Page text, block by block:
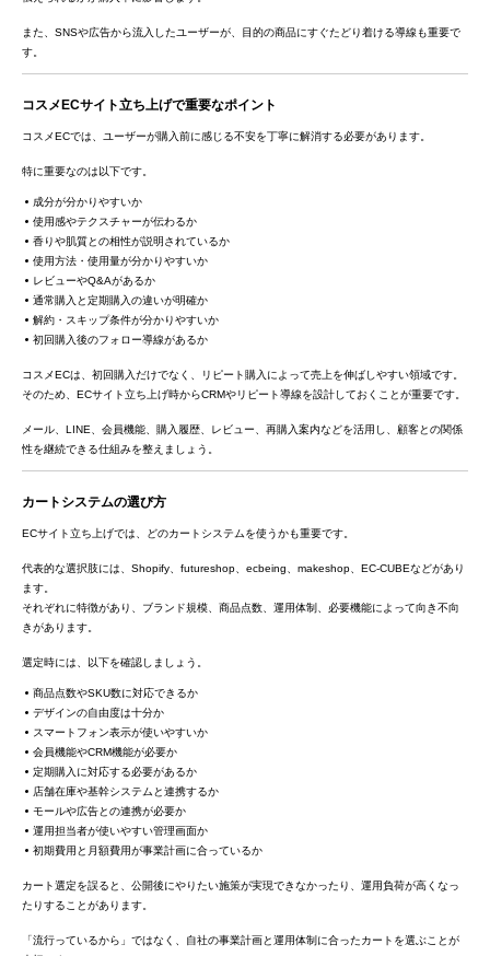
また、SNSや広告から流入したユーザーが、目的の商品にすぐたどり着ける導線も重要で
す。
コスメECサイト立ち上げで重要なポイント
コスメECでは、ユーザーが購入前に感じる不安を丁寧に解消する必要があります。
特に重要なのは以下です。
成分が分かりやすいか
使用感やテクスチャーが伝わるか
香りや肌質との相性が説明されているか
使用方法・使用量が分かりやすいか
レビューやQ&Aがあるか
通常購入と定期購入の違いが明確か
解約・スキップ条件が分かりやすいか
初回購入後のフォロー導線があるか
コスメECは、初回購入だけでなく、リピート購入によって売上を伸ばしやすい領域です。
そのため、ECサイト立ち上げ時からCRMやリピート導線を設計しておくことが重要です。
メール、LINE、会員機能、購入履歴、レビュー、再購入案内などを活用し、顧客との関係
性を継続できる仕組みを整えましょう。
カートシステムの選び方
ECサイト立ち上げでは、どのカートシステムを使うかも重要です。
代表的な選択肢には、Shopify、futureshop、ecbeing、makeshop、EC-CUBEなどがあり
ます。
それぞれに特徴があり、ブランド規模、商品点数、運用体制、必要機能によって向き不向
きがあります。
選定時には、以下を確認しましょう。
商品点数やSKU数に対応できるか
デザインの自由度は十分か
スマートフォン表示が使いやすいか
会員機能やCRM機能が必要か
定期購入に対応する必要があるか
店舗在庫や基幹システムと連携するか
モールや広告との連携が必要か
運用担当者が使いやすい管理画面か
初期費用と月額費用が事業計画に合っているか
カート選定を誤ると、公開後にやりたい施策が実現できなかったり、運用負荷が高くなっ
たりすることがあります。
「流行っているから」ではなく、自社の事業計画と運用体制に合ったカートを選ぶことが